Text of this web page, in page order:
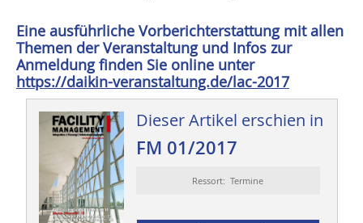
Eine ausführliche Vorberichterstattung mit allen
Themen der Veranstaltung und Infos zur
Anmeldung finden Sie online unter ­
https://daikin-veranstaltung.de/lac-2017
Dieser Artikel erschien in
FM 01/2017
Ressort: Termine